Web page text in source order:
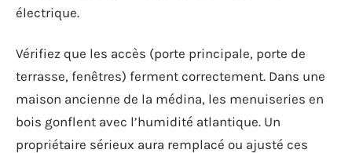
électrique.
Vérifiez que les accès (porte principale, porte de
terrasse, fenêtres) ferment correctement. Dans une
maison ancienne de la médina, les menuiseries en
bois gonflent avec l’humidité atlantique. Un
propriétaire sérieux aura remplacé ou ajusté ces